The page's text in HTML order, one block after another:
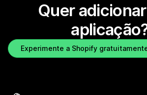
Quer
Experimente a Shopify